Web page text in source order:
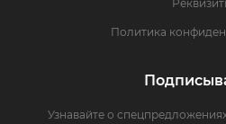
Политика
Узнавайте о